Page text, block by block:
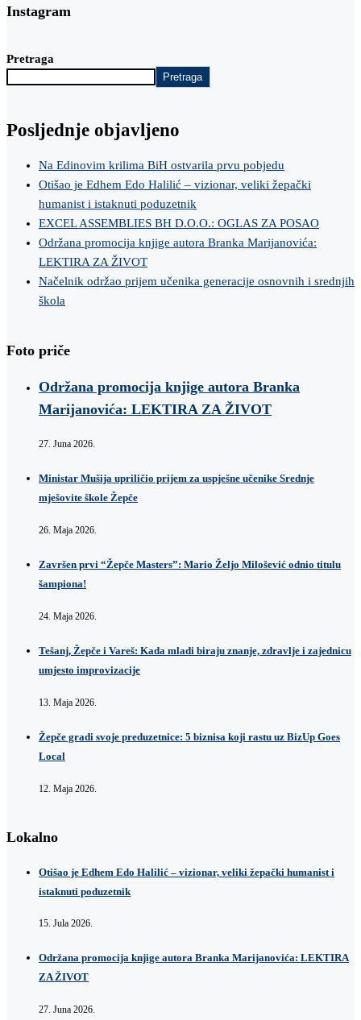
Instagram
Pretraga
Pretraga
Posljednje objavljeno
Na Edinovim krilima BiH ostvarila prvu pobjedu
Otišao je Edhem Edo Halilić – vizionar, veliki žepački
humanist i istaknuti poduzetnik
EXCEL ASSEMBLIES BH D.O.O.: OGLAS ZA POSAO
Održana promocija knjige autora Branka Marijanovića:
LEKTIRA ZA ŽIVOT
Načelnik održao prijem učenika generacije osnovnih i srednjih
škola
Foto priče
Održana promocija knjige autora Branka
Marijanovića: LEKTIRA ZA ŽIVOT
27. Juna 2026.
Ministar Mušija upriličio prijem za uspješne učenike Srednje
mješovite škole Žepče
26. Maja 2026.
Završen prvi “Žepče Masters”: Mario Željo Milošević odnio titulu
šampiona!
24. Maja 2026.
Tešanj, Žepče i Vareš: Kada mladi biraju znanje, zdravlje i zajednicu
umjesto improvizacije
13. Maja 2026.
Žepče gradi svoje preduzetnice: 5 biznisa koji rastu uz BizUp Goes
Local
12. Maja 2026.
Lokalno
Otišao je Edhem Edo Halilić – vizionar, veliki žepački humanist i
istaknuti poduzetnik
15. Jula 2026.
Održana promocija knjige autora Branka Marijanovića: LEKTIRA
ZA ŽIVOT
27. Juna 2026.